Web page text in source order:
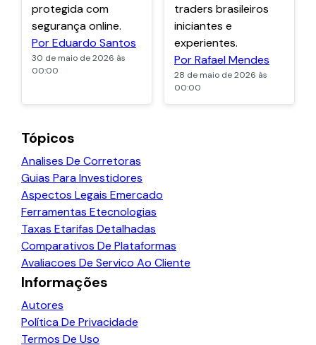
protegida com
segurança online.
Por Eduardo Santos
30 de maio de 2026 às
00:00
traders brasileiros
iniciantes e
experientes.
Por Rafael Mendes
28 de maio de 2026 às
00:00
Tópicos
Analises De Corretoras
Guias Para Investidores
Aspectos Legais Emercado
Ferramentas Etecnologias
Taxas Etarifas Detalhadas
Comparativos De Plataformas
Avaliacoes De Servico Ao Cliente
Informações
Autores
Política De Privacidade
Termos De Uso